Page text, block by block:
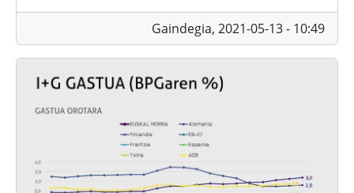
Gaindegia, 2021-05-13 - 10:49